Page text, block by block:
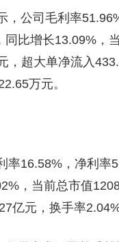
，公司毛利率
比增长13.09%，
，超大单净流入
万元。
率16.58%，净利
，当前总市值
亿元，换手率